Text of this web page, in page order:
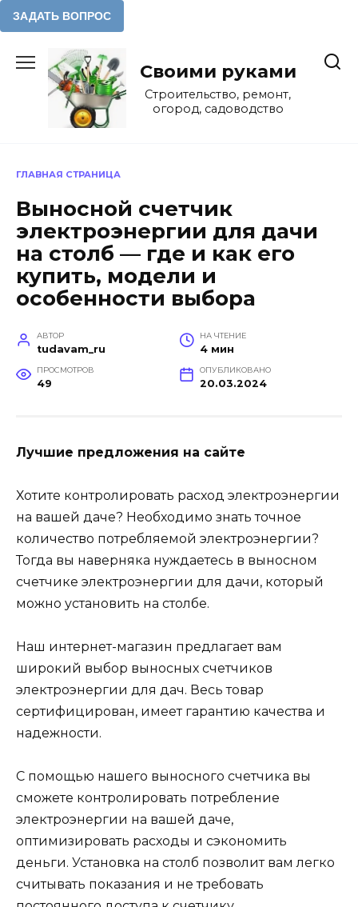
содержанию
Своими руками
Строительство, ремонт,
огород, садоводство
ГЛАВНАЯ СТРАНИЦА
Выносной счетчик
электроэнергии для дачи
на столб — где и как его
купить, модели и
особенности выбора
АВТОР
tudavam_ru
НА ЧТЕНИЕ
4 мин
ПРОСМОТРОВ
49
ОПУБЛИКОВАНО
20.03.2024
Лучшие предложения на сайте
Хотите контролировать расход электроэнергии
на вашей даче? Необходимо знать точное
количество потребляемой электроэнергии?
Тогда вы наверняка нуждаетесь в выносном
счетчике электроэнергии для дачи, который
можно установить на столбе.
Наш интернет-магазин предлагает вам
широкий выбор выносных счетчиков
электроэнергии для дач. Весь товар
сертифицирован, имеет гарантию качества и
надежности.
С помощью нашего выносного счетчика вы
сможете контролировать потребление
электроэнергии на вашей даче,
оптимизировать расходы и сэкономить
деньги. Установка на столб позволит вам легко
считывать показания и не требовать